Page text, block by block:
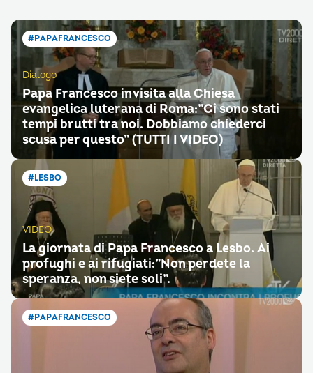
#PAPAFRANCESCO
Dialogo
Papa Francesco in visita alla Chiesa
evangelica luterana di Roma:”Ci sono stati
tempi brutti tra noi. Dobbiamo chiederci
scusa per questo” (TUTTI I VIDEO)
#LESBO
VIDEO
La giornata di Papa Francesco a Lesbo. Ai
profughi e ai rifugiati:”Non perdete la
speranza, non siete soli”.
#PAPAFRANCESCO